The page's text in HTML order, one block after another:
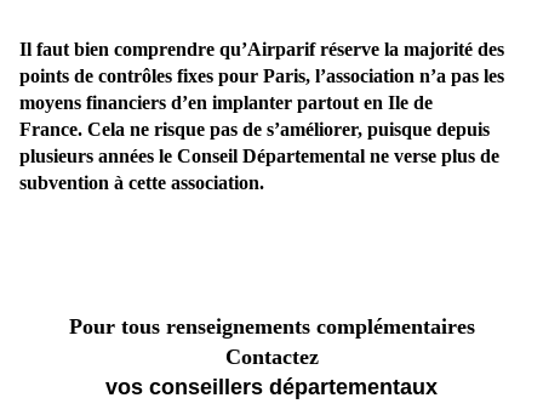
Il faut bien comprendre qu’Airparif réserve la majorité des
points de contrôles fixes pour Paris, l’association n’a pas les
moyens financiers d’en implanter partout en Ile de
France. Cela ne risque pas de s’améliorer, puisque depuis
plusieurs années le Conseil Départemental ne verse plus de
subvention à cette association.
Pour tous renseignements complémentaires
Contactez
vos conseillers départementaux